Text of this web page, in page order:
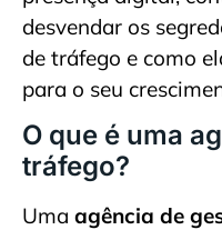
desvendar os
de tráfego e como
para o seu
O que é uma
tráfego?
Uma agência de